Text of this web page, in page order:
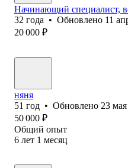
Начинающий специалист,
32 года • Обновлено 11
20 000 ₽
няня
51 год • Обновлено 23
50 000 ₽
Общий опыт
6 лет 1 месяц